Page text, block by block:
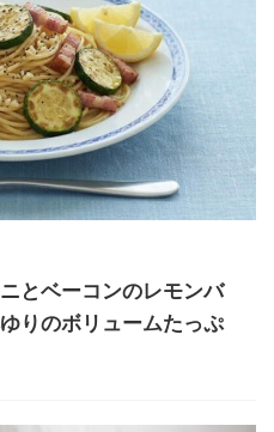
とベーコンのレモンバ
りのボリュームたっぷ